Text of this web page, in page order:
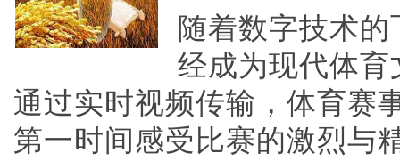
随着数字技术
经成为现代体
通过实时视频传输，体育赛
第一时间感受比赛的激烈与